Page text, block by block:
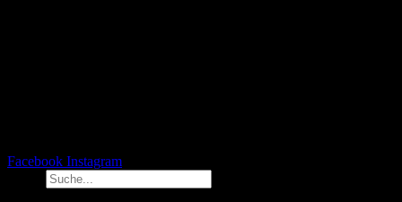
Facebook Instagram